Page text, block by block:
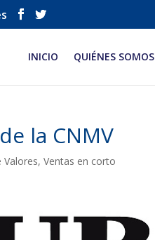
INICIO QUIÉNES SOMOS
la CNMV
Valores,Ventas en corto